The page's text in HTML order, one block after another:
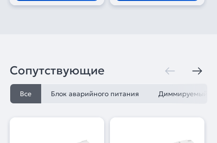
Сопутствующие
Все Блок аварийного питания Диммируемый